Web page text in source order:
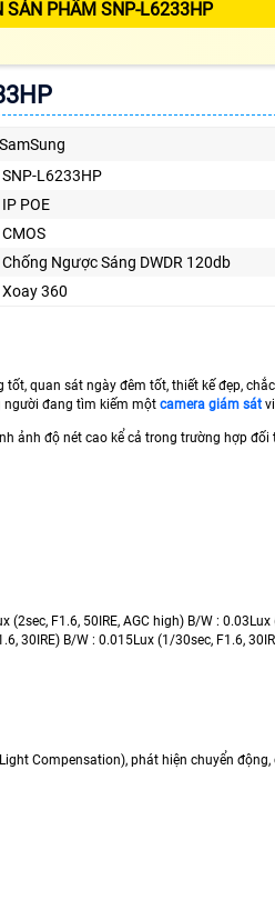
SẢN PHẨM SNP-L6233HP
SamSung
SNP-L6233HP
IP POE
CMOS
Chống Ngược Sáng DWDR 120db
Xoay 360
tốt, quan sát ngày đêm tốt, thiết kế đẹp,
người đang tìm kiếm một camera giám sát
ảnh độ nét cao kể cả trong trường hợp
F1.6, 50IRE, AGC high) B/W :
30IRE) B/W : 0.015Lux (1/30sec, F1.6,
Compensation), phát hiện chuyển